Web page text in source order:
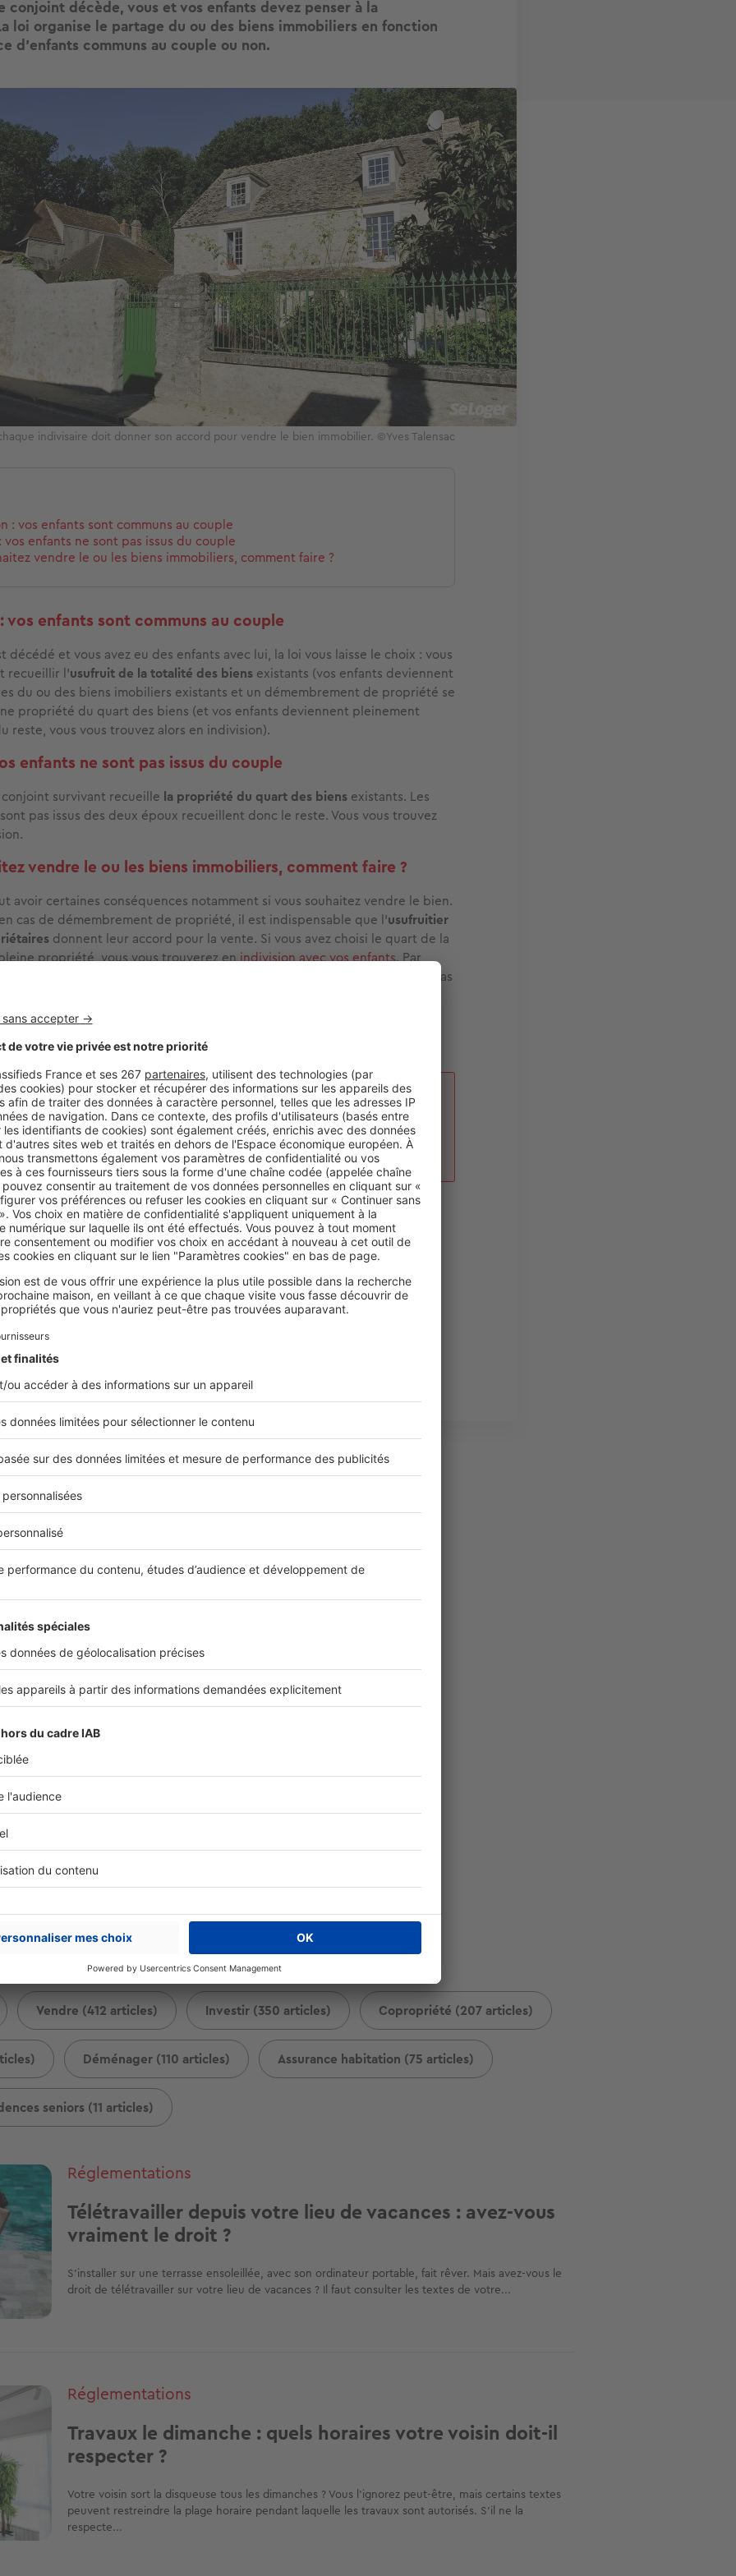
conjoint décède, vous et vos enfants devez penser à la
loi organise le partage du ou des biens immobiliers en fonction
d’enfants communs au couple ou non.
indivisaire doit donner son accord pour vendre le bien immobilier. ©Yves Talensac
: vos enfants sont communs au couple
enfants ne sont pas issus du couple
vendre le ou les biens immobiliers, comment faire ?
vos enfants sont communs au couple
décédé et vous avez eu des enfants avec lui, la loi vous laisse le choix : vous
recueillir l’usufruit de la totalité des biens existants (vos enfants deviennent
du ou des biens imobiliers existants et un démembrement de propriété se
propriété du quart des biens (et vos enfants deviennent pleinement
reste, vous vous trouvez alors en indivision).
enfants ne sont pas issus du couple
conjoint survivant recueille la propriété du quart des biens existants. Les
pas issus des deux époux recueillent donc le reste. Vous vous trouvez
vendre le ou les biens immobiliers, comment faire ?
avoir certaines conséquences notamment si vous souhaitez vendre le bien.
cas de démembrement de propriété, il est indispensable que l’usufruitier
donnent leur accord pour la vente. Si vous avez choisi le quart de la
propriété, vous vous trouverez enindivision avec vos enfants. Par
indivisaire doit donner son accord pour vendre le bien. Cependant, en cas
contact avec un notaire puis en saisissant le tribunal de grande
JURIDIQUES
757 du code civil
815-5-1 du code civil.
Cet article vous a été utile ?
Partager sur
Plus de conseils heritage droit de succession
intéresser
à
Louer (843 articles) Acheter (609 articles)
Vendre (412 articles) Investir (350 articles) Copropriété (207 articles)
Déménager (110 articles) Assurance habitation (75 articles)
seniors (11 articles)
Réglementations
Télétravailler depuis votre lieu de vacances : avez-vous
vraiment le droit ?
S’installer sur une terrasse ensoleillée, avec son ordinateur portable, fait rêver. Mais avez-vous le
droit de télétravailler sur votre lieu de vacances ? Il faut consulter les textes de votre...
Réglementations
Travaux le dimanche : quels horaires votre voisin doit-il
respecter ?
Votre voisin sort la disqueuse tous les dimanches ? Vous l'ignorez peut-être, mais certains textes
peuvent restreindre la plage horaire pendant laquelle les travaux sont autorisés. S’il ne la
respecte...